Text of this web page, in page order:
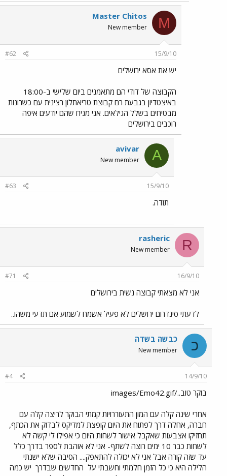
M
Master Chitos
New member
15/9/10
#62
יש את אסא ירושלים
הקבוצה של דודי הם מתאמנים ביום שלישי ב-18:00
באיצטדיון בגבעת רם קבוצת טריאתלון רצינית עם כשרונות
מבטיחים בשלל הגילאים. אני מניח שהם יודעים איפה
רוכבים בירושלים
A
avivar
New member
15/9/10
#63
תודה.
R
rasheric
New member
16/9/10
#71
אני לא מצאתי קבוצה נשית בירושלים
לדעתי סינדרום ירושלים לא פעיל אשמח לשמוע אם תדעי משהו..
כ כבשה בשדה
New member
14/9/10
#4
בוקר טוב../images/Emo42.gif
אחרי שינה קלה עם המון התעוררויות קמתי הבוקר לריצה קלה עם
חברה, אחלה דרך לפתוח את היום קופצת למדיקס לבדוק את הכתף,
תחזיקו אצבעות שאקבל אישור לשחות היום כי אפילו לי קשה לא
לשחות כבר 10 ימים רוצה לשתף- אני לא אוהבת לספר בדרך כלל
עד שזה קורה אבל אני לא יכולה להתאפק.... הסיבה שלא ישנתי
הלילה היא כי כל הזמן חלמתי וחשבתי על החדשים שבדרך יש כמה